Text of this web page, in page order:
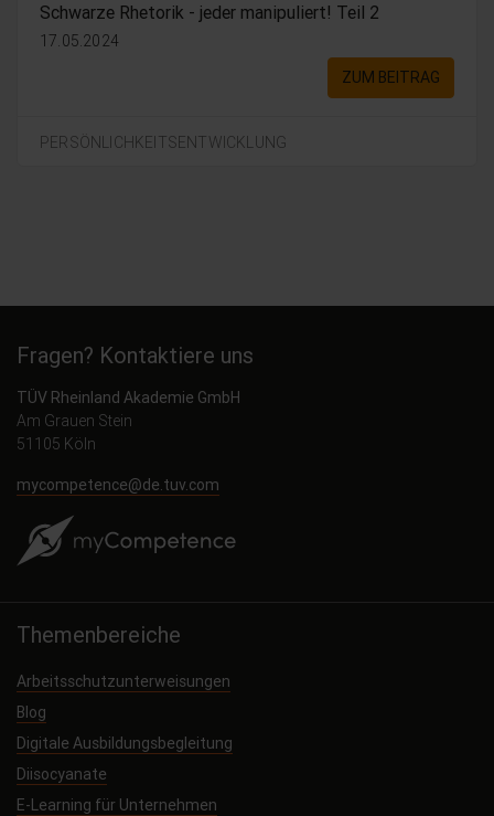
Schwarze Rhetorik - jeder manipuliert! Teil 2
17.05.2024
ZUM BEITRAG
PERSÖNLICHKEITSENTWICKLUNG
Fragen? Kontaktiere uns
TÜV Rheinland Akademie GmbH
Am Grauen Stein
51105 Köln
mycompetence@de.tuv.com
Themenbereiche
Arbeitsschutzunterweisungen
Blog
Digitale Ausbildungsbegleitung
Diisocyanate
E-Learning für Unternehmen